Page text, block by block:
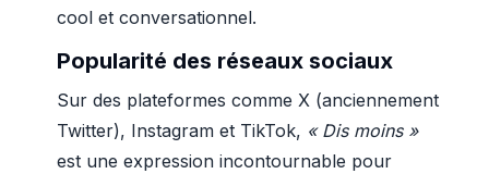
cool et conversationnel.
Popularité des réseaux sociaux
Sur des plateformes comme X (anciennement
Twitter), Instagram et TikTok, « Dis moins »
est une expression incontournable pour